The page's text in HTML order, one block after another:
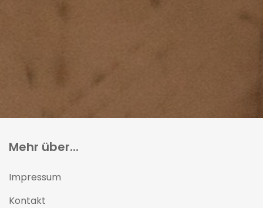
Mehr über...
Impressum
Kontakt